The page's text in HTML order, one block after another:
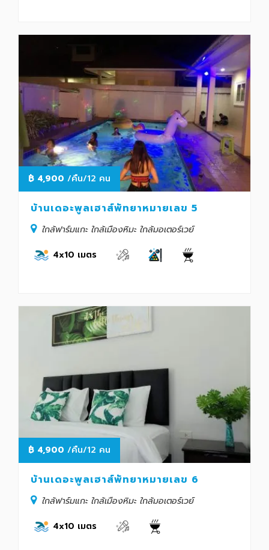
฿ 4,900 /คืน/12 คน
บ้านเดอะพูลเฮาส์พัทยาหมายเลข 5
ใกล้ฟาร์มแกะ ใกล้เมืองหิมะ ใกล้มอเตอร์เวย์
4x10 เมตร
฿ 4,900 /คืน/12 คน
บ้านเดอะพูลเฮาส์พัทยาหมายเลข 6
ใกล้ฟาร์มแกะ ใกล้เมืองหิมะ ใกล้มอเตอร์เวย์
4x10 เมตร